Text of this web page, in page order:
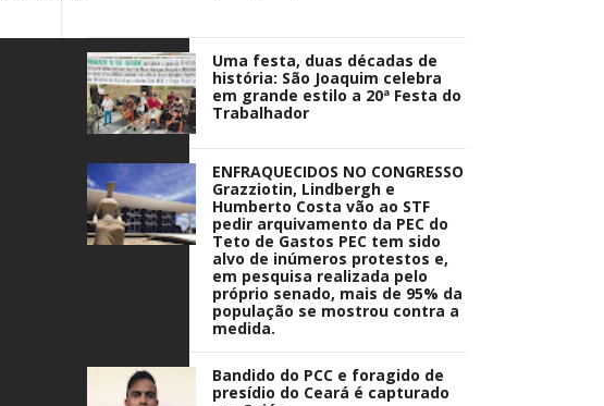
Uma festa, duas décadas de
história: São Joaquim celebra
em grande estilo a 20ª Festa do
Trabalhador
ENFRAQUECIDOS NO CONGRESSO
Grazziotin, Lindbergh e
Humberto Costa vão ao STF
pedir arquivamento da PEC do
Teto de Gastos PEC tem sido
alvo de inúmeros protestos e,
em pesquisa realizada pelo
próprio senado, mais de 95% da
população se mostrou contra a
medida.
Bandido do PCC e foragido de
presídio do Ceará é capturado